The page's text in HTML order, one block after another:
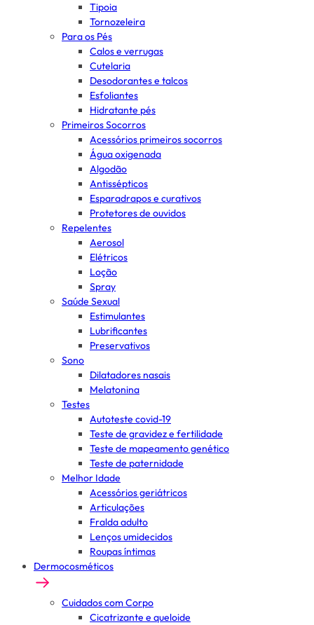
Tipoia
Tornozeleira
Para os Pés
Calos e verrugas
Cutelaria
Desodorantes e talcos
Esfoliantes
Hidratante pés
Primeiros Socorros
Acessórios primeiros socorros
Água oxigenada
Algodão
Antissépticos
Esparadrapos e curativos
Protetores de ouvidos
Repelentes
Aerosol
Elétricos
Loção
Spray
Saúde Sexual
Estimulantes
Lubrificantes
Preservativos
Sono
Dilatadores nasais
Melatonina
Testes
Autoteste covid-19
Teste de gravidez e fertilidade
Teste de mapeamento genético
Teste de paternidade
Melhor Idade
Acessórios geriátricos
Articulações
Fralda adulto
Lenços umidecidos
Roupas íntimas
Dermocosméticos
Cuidados com Corpo
Cicatrizante e queloide